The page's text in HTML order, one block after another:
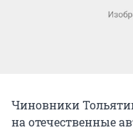
Чиновники
на отечественные